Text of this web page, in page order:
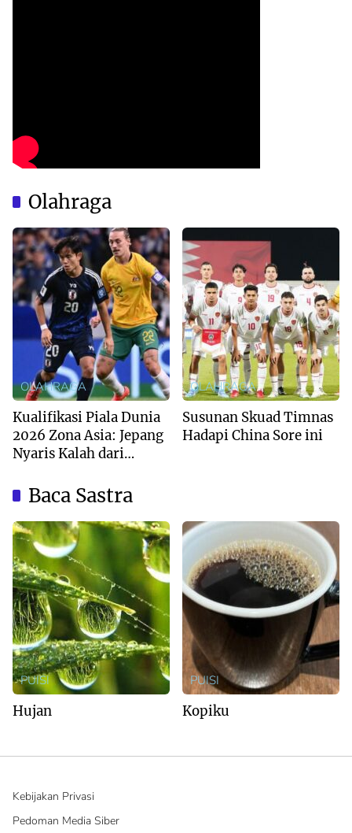
Olahraga
OLAHRAGA
Kualifikasi Piala Dunia
2026 Zona Asia: Jepang
Nyaris Kalah dari
OLAHRAGA
Susunan Skuad Timnas
Hadapi China Sore ini
Baca Sastra
PUISI
Hujan
PUISI
Kopiku
Kebijakan Privasi
Pedoman Media Siber